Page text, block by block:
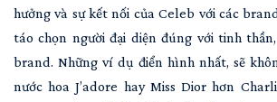
hưởng và sự kết nối của Celeb với các
táo chọn người đại diện đúng với tinh
brand. Những ví dụ điển hình nhất, sẽ
nước hoa J’adore hay Miss Dior hơn